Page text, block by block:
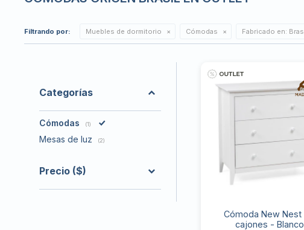
Filtrando por: Muebles de dormitorio Cómodas Fabricado en:
Cómoda New Nest
cajones - Blanco
Categorías
Cómodas (1)
Mesas de luz (2)
Precio ($)